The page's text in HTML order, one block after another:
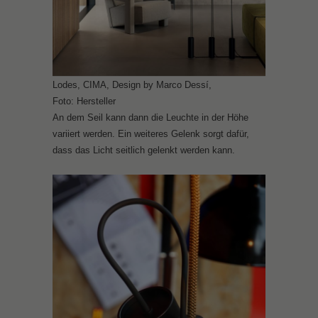
Lodes, CIMA, Design by Marco Dessí,
Foto: Hersteller
An dem Seil kann dann die Leuchte in der Höhe
variiert werden. Ein weiteres Gelenk sorgt dafür,
dass das Licht seitlich gelenkt werden kann.